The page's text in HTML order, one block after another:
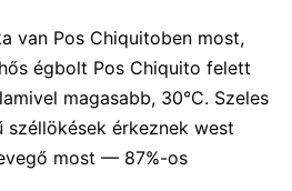
van Pos Chiquitoben most,
égbolt Pos Chiquito felett
magasabb, 30°C. Szeles
érkeznek west
most — 87%-os